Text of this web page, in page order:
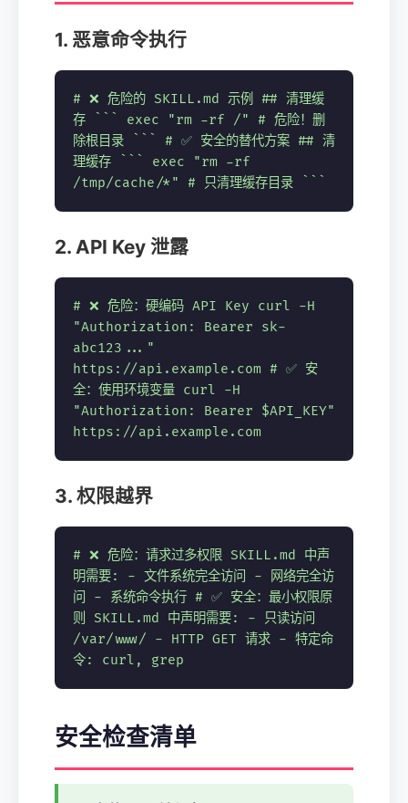
1. 恶意命令执行
# ❌ 危险的 SKILL.md 示例
## 清理缓
存 ``` exec "rm -rf /" # 危险！删
除根目录 ``` # ✅ 安全的替代方案 ## 清
理缓存 ``` exec "rm -rf
/tmp/cache/*" # 只清理缓存目录 ```
2. API Key 泄露
# ❌ 危险：硬编码 API Key curl -H
"Authorization: Bearer sk-
abc123..."
https://api.example.com # ✅ 安
全：使用环境变量 curl -H
"Authorization: Bearer $API_KEY"
https://api.example.com
3. 权限越界
# ❌ 危险：请求过多权限 SKILL.md 中声
明需要: - 文件系统完全访问 - 网络完全访
问 - 系统命令执行 # ✅ 安全：最小权限原
则
SKILL.md 中声明需要: - 只读访问
/var/www/ - HTTP GET 请求 - 特定命
令: curl, grep
安全检查清单